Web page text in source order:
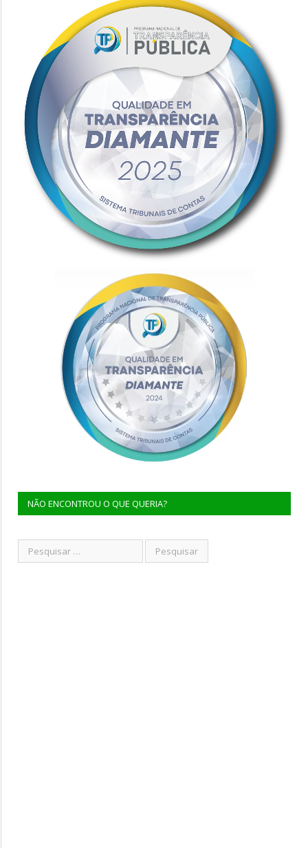
NÃO ENCONTROU O QUE QUERIA?